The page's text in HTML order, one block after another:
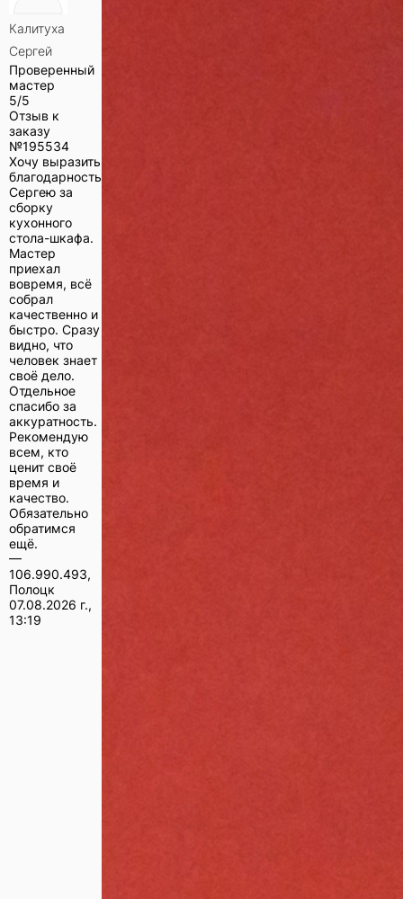
Калитуха
Сергей
Проверенный
мастер
5/5
Отзыв к
заказу
№195534
Хочу выразить
благодарность
Сергею за
сборку
кухонного
стола-шкафа.
Мастер
приехал
вовремя, всё
собрал
качественно и
быстро. Сразу
видно, что
человек знает
своё дело.
Отдельное
спасибо за
аккуратность.
Рекомендую
всем, кто
ценит своё
время и
качество.
Обязательно
обратимся
ещё.
—
106.990.493,
Полоцк
07.08.2026 г.,
13:19